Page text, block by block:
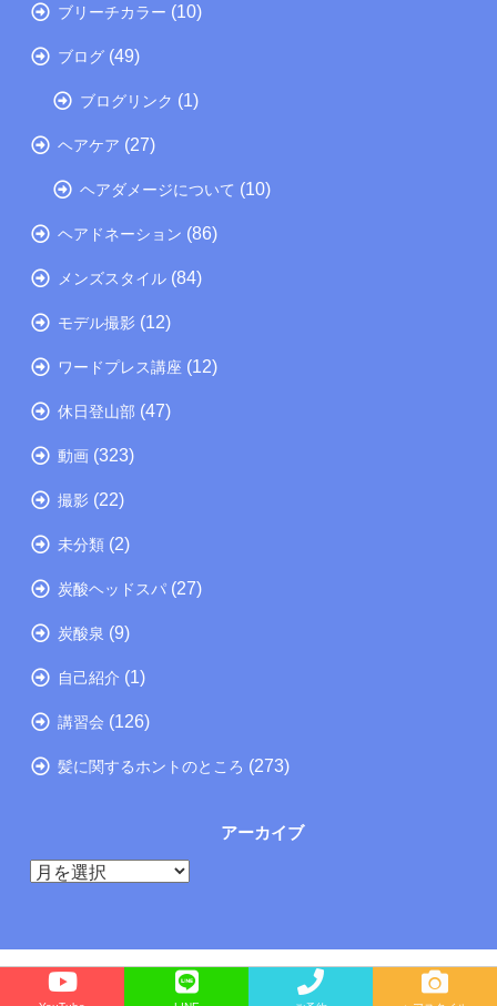
ブリーチカラー (10)
ブログ (49)
ブログリンク (1)
ヘアケア (27)
ヘアダメージについて (10)
ヘアドネーション (86)
メンズスタイル (84)
モデル撮影 (12)
ワードプレス講座 (12)
休日登山部 (47)
動画 (323)
撮影 (22)
未分類 (2)
炭酸ヘッドスパ (27)
炭酸泉 (9)
自己紹介 (1)
講習会 (126)
髪に関するホントのところ (273)
アーカイブ
ア
ブ
Copyright©
たつの市の美容院メーカー講師が教えるぺったんこ髪の解決方法ブログ, 2026 All